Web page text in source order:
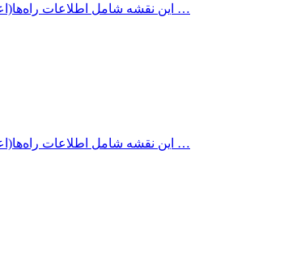
این نقشه شامل اطلاعات راه‌ها(اعم از بزرگراه، آزادراه، جاده آسفالته، جاده شنی، جاده خاکی، سایر جاده‌ها) با ذکر مسافت …
این نقشه شامل اطلاعات راه‌ها(اعم از بزرگراه، آزادراه، جاده آسفالته، جاده شنی، جاده خاکی، سایر جاده‌ها) با ذکر مسافت …